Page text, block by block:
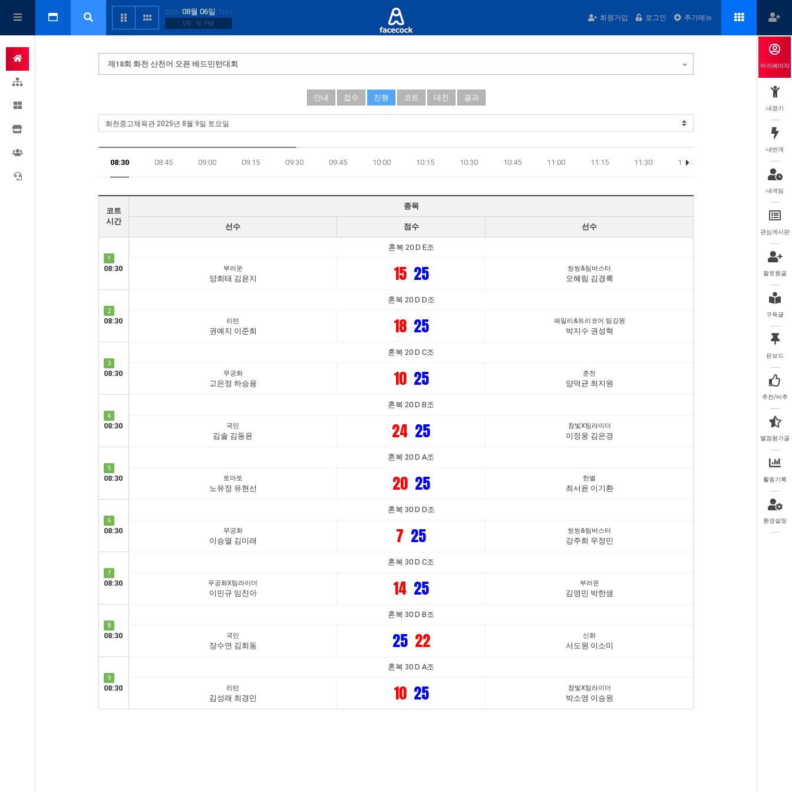
2026 08월 06일
THU
09 : 16 PM
회원가입 로그인 추가메뉴
제18회 화천 산천어 오픈 배드민턴대회
안내 접수 진행 코트 대진 결과
08:30 08:45 09:00 09:15 09:30 09:45 10:00 10:15 10:30 10:45 11:00 11:15 11:30 11:45 12:15
코트
시간
종목
선수 점수 선수
1
08:30
혼복 20 D E조
부러운
양희태 김윤지 15 25 씽씽&팀버스터
오혜림 김경록
2
08:30
혼복 20 D D조
리턴
권예지 이준희 18 25 패밀리&트리코어 팀강원
박지수 권성혁
3
08:30
혼복 20 D C조
무궁화
고은정 하승용 10 25 춘천
양덕균 최지원
4
08:30
혼복 20 D B조
국민
김솔 김동윤 24 25 참빛X팀라이더
이정웅 김은경
5
08:30
혼복 20 D A조
토마토
노유정 유현선 20 25 한별
최서윤 이기환
6
08:30
혼복 30 D D조
무궁화
이승열 김미래 7 25 씽씽&팀버스터
강주희 우정민
7
08:30
혼복 30 D C조
무궁화X팀라이더
이민규 임진아 14 25 부러운
김영민 박한샘
8
08:30
혼복 30 D B조
국민
장수연 김희동 25 22 신화
서도원 이소미
9
08:30
혼복 30 D A조
리턴
김성래 최경민 10 25 참빛X팀라이더
박소영 이승원
마이페이지
내경기
내번개
내게임
관심게시판
팔로윙글
구독글
핀보드
추천/비추
별점평가글
활동기록
환경설정